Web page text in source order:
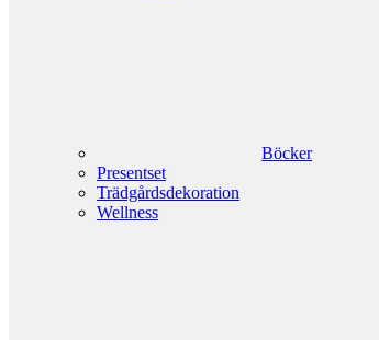
Böcker
Presentset
Trädgårdsdekoration
Wellness